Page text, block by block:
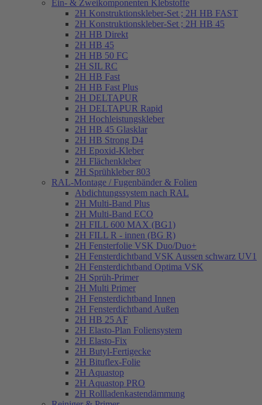
Ein- & Zweikomponenten Klebstoffe
2H Konstruktionskleber-Set ; 2H HB FAST
2H Konstruktionskleber-Set ; 2H HB 45
2H HB Direkt
2H HB 45
2H HB 50 FC
2H SIL RC
2H HB Fast
2H HB Fast Plus
2H DELTAPUR
2H DELTAPUR Rapid
2H Hochleistungskleber
2H HB 45 Glasklar
2H HB Strong D4
2H Epoxid-Kleber
2H Flächenkleber
2H Sprühkleber 803
RAL-Montage / Fugenbänder & Folien
Abdichtungssystem nach RAL
2H Multi-Band Plus
2H Multi-Band ECO
2H FILL 600 MAX (BG1)
2H FILL R - innen (BG R)
2H Fensterfolie VSK Duo/Duo+
2H Fensterdichtband VSK Aussen schwarz UV1
2H Fensterdichtband Optima VSK
2H Sprüh-Primer
2H Multi Primer
2H Fensterdichtband Innen
2H Fensterdichtband Außen
2H HB 25 AF
2H Elasto-Plan Foliensystem
2H Elasto-Fix
2H Butyl-Fertigecke
2H Bituflex-Folie
2H Aquastop
2H Aquastop PRO
2H Rollladenkastendämmung